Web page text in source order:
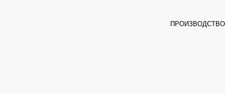
ПРОИЗВОДСТВО